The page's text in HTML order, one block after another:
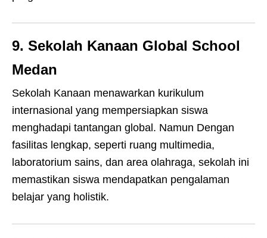
9. Sekolah Kanaan Global School
Medan
Sekolah Kanaan menawarkan kurikulum
internasional yang mempersiapkan siswa
menghadapi tantangan global. Namun Dengan
fasilitas lengkap, seperti ruang multimedia,
laboratorium sains, dan area olahraga, sekolah ini
memastikan siswa mendapatkan pengalaman
belajar yang holistik.